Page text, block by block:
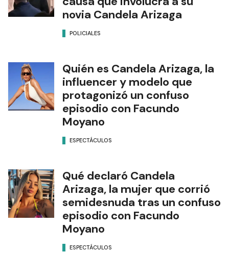
novia Candela Arizaga
POLICIALES
Quién es Candela Arizaga, la
influencer y modelo que
protagonizó un confuso
episodio con Facundo
Moyano
ESPECTÁCULOS
Qué declaró Candela
Arizaga, la mujer que corrió
semidesnuda tras un confuso
episodio con Facundo
Moyano
ESPECTÁCULOS